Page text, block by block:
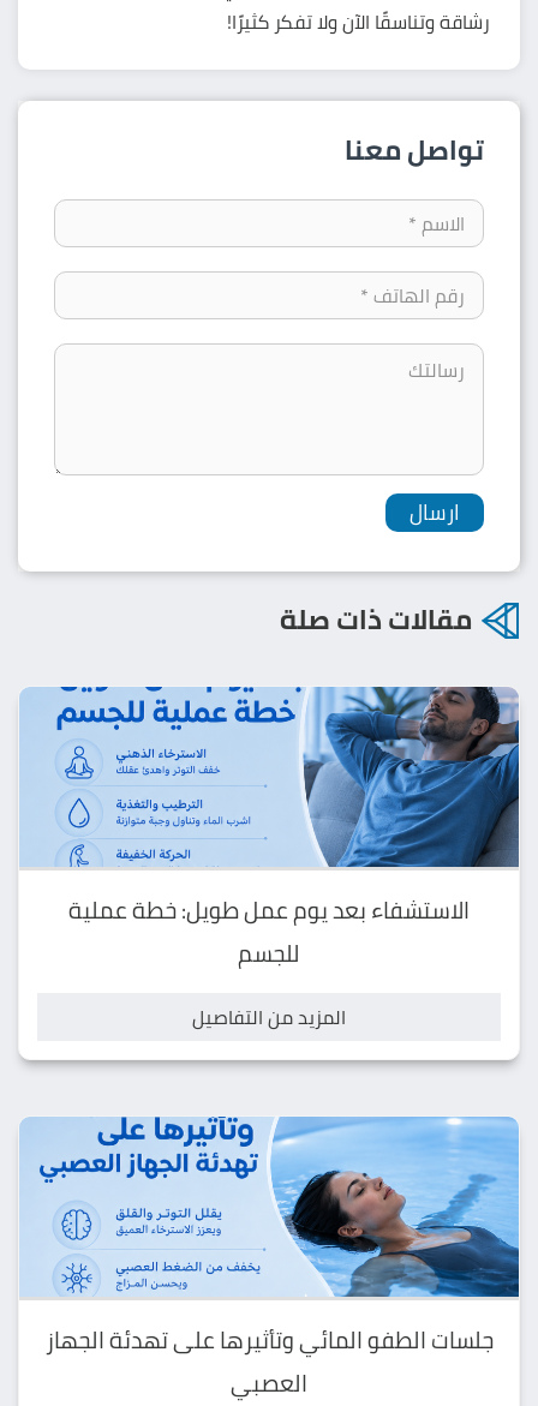
رشاقة وتناسقًا الآن ولا تفكر كثيرًا!
تواصل معنا
مقالات ذات صلة
الاستشفاء بعد يوم عمل طويل: خطة عملية
للجسم
المزيد من التفاصيل
جلسات الطفو المائي وتأثيرها على تهدئة الجهاز
العصبي